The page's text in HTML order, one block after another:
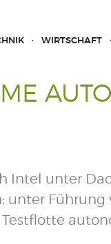
WIRTSCHAFT
Intel unter
Führung